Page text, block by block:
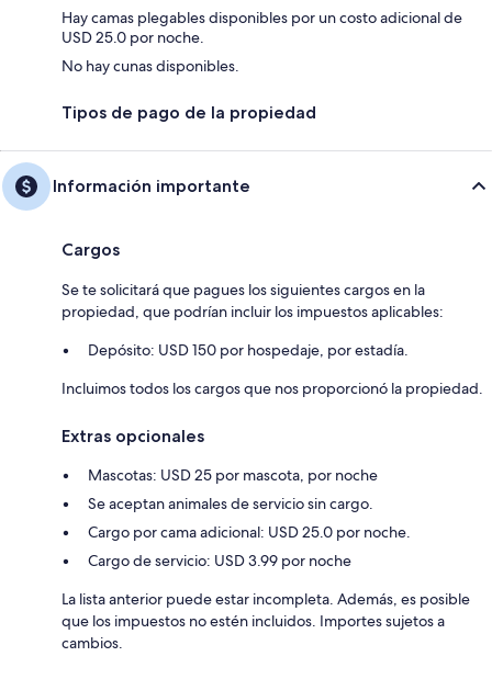
Hay camas plegables disponibles por un costo adicional de
USD 25.0 por noche.
No hay cunas disponibles.
Tipos de pago de la propiedad
Información importante
Cargos
Se te solicitará que pagues los siguientes cargos en la
propiedad, que podrían incluir los impuestos aplicables:
Depósito: USD 150 por hospedaje, por estadía.
Incluimos todos los cargos que nos proporcionó la propiedad.
Extras opcionales
Mascotas: USD 25 por mascota, por noche
Se aceptan animales de servicio sin cargo.
Cargo por cama adicional: USD 25.0 por noche.
Cargo de servicio: USD 3.99 por noche
La lista anterior puede estar incompleta. Además, es posible
que los impuestos no estén incluidos. Importes sujetos a
cambios.